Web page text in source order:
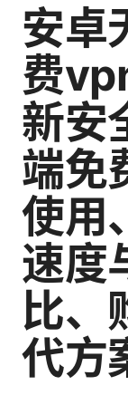
安卓
费
新安
端免
使用
速度
比、
代方